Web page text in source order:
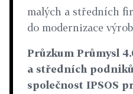
malých a středních
do modernizace
Průzkum Průmysl
a středních
společnost IPSOS